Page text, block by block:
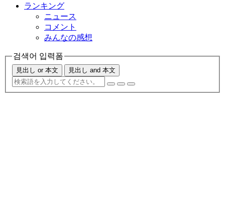
ランキング
ニュース
コメント
みんなの感想
검색어 입력폼
見出し or 本文 見出し and 本文